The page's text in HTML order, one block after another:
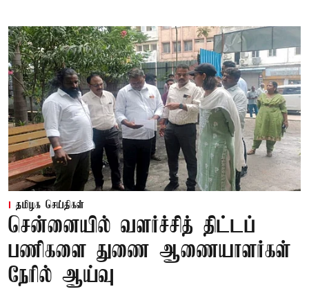
தமிழக செய்திகள்
சென்னையில் வளர்ச்சித் திட்டப்
பணிகளை துணை ஆணையாளர்கள்
நேரில் ஆய்வு